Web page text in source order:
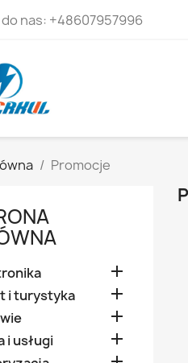
nas: +48607957996
Promocje

i turystyka 

i usługi 